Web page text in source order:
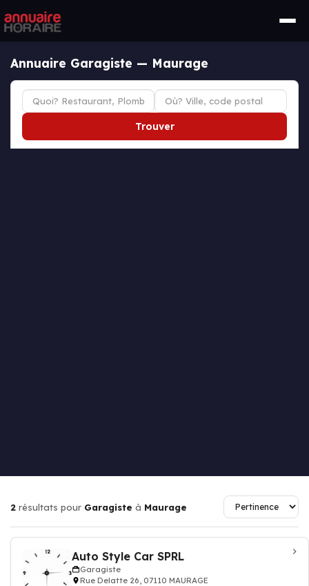
Annuaire Garagiste — Maurage
Trouver
2 résultats pour Garagiste à Maurage
Auto Style Car SPRL
Garagiste
Rue Delatte 26, 07110 MAURAGE